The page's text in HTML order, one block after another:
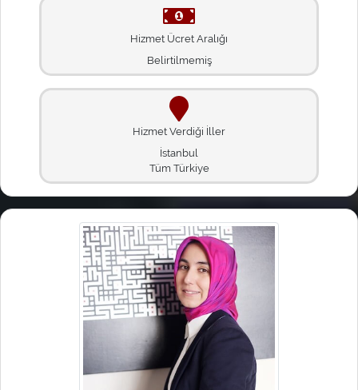
Hizmet Ücret Aralığı
Belirtilmemiş
Hizmet Verdiği İller
İstanbul
Tüm Türkiye